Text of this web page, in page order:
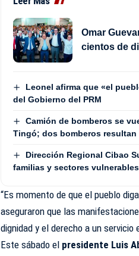
Omar
cientos de
Leonel afirma que «el
del Gobierno del PRM
Camión de bomberos se
Tingó; dos bomberos resultan
Dirección Regional Cibao
familias y sectores vulnerables
“Es momento de que el pueblo
aseguraron que las
dignidad y el derecho a un
Este sábado el presidente Luis